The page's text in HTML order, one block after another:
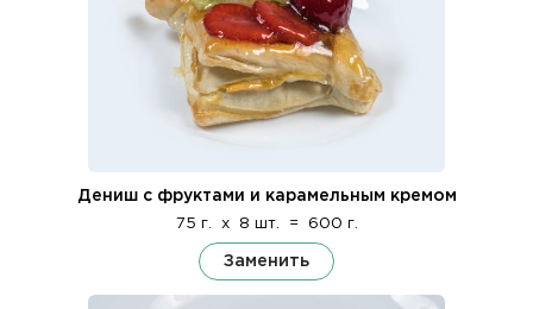
Дениш с фруктами и карамельным кремом
75 г. x 8 шт. = 600 г.
Заменить